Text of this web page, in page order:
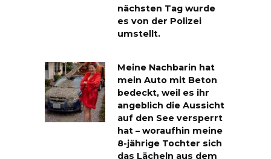
nächsten Tag wurde
es von der Polizei
umstellt.
Meine Nachbarin hat
mein Auto mit Beton
bedeckt, weil es ihr
angeblich die Aussicht
auf den See versperrt
hat – woraufhin meine
8-jährige Tochter sich
das Lächeln aus dem